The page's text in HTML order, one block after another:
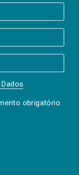
.
obrigatório.